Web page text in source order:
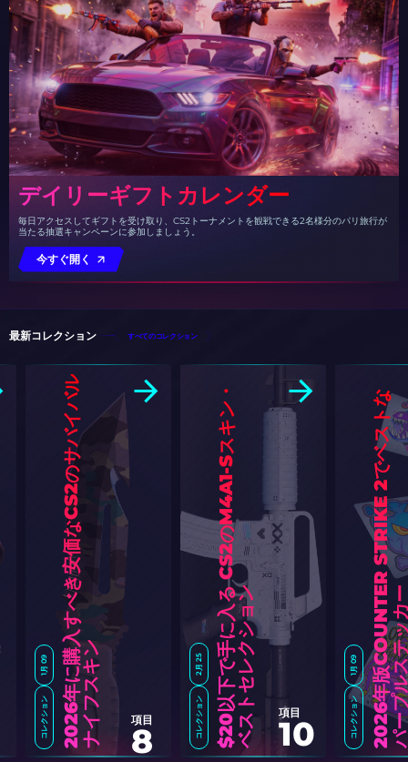
デイリーギフトカレンダー
毎日アクセスしてギフトを受け取り、CS2トーナメントを観戦できる2名様分のパリ旅行が
当たる抽選キャンペーンに参加しましょう。
今すぐ開く
最新コレクション すべてのコレクション
1月 09
コレクション 2
0
2
6
年
版
C
O
U
N
T
R
S
T
R
I
K
E
2
で
ベ
ス
ト
な
パ
ー
プ
ル
ス
テ
ッ
カ
2月 25
コレクション $
2
0
以
下
で
手
に
入る
C
S
2
の
M
4
A
1
-
S
ス
キ
ン
・
ベ
ス
ト
セ
レ
ク
シ
ョン 項目
10
1月 09
コレクション 2
0
2
6
年
に
購
入
す
べ
き
安
価
な
C
S
2
の
サ
バ
イ
バ
ル
ナ
イ
フ
ス
キン 項目
8